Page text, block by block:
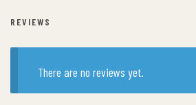
REVIEWS
There are no reviews yet.